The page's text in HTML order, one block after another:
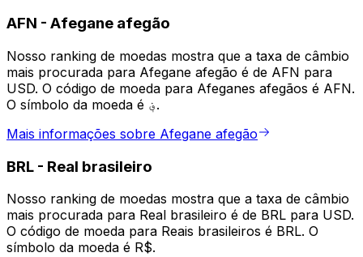
AFN - Afegane afegão
Nosso ranking de moedas mostra que a taxa de câmbio
mais procurada para Afegane afegão é de AFN para
USD. O código de moeda para Afeganes afegãos é AFN.
O símbolo da moeda é ؋.
Mais informações sobre Afegane afegão
BRL - Real brasileiro
Nosso ranking de moedas mostra que a taxa de câmbio
mais procurada para Real brasileiro é de BRL para USD.
O código de moeda para Reais brasileiros é BRL. O
símbolo da moeda é R$.